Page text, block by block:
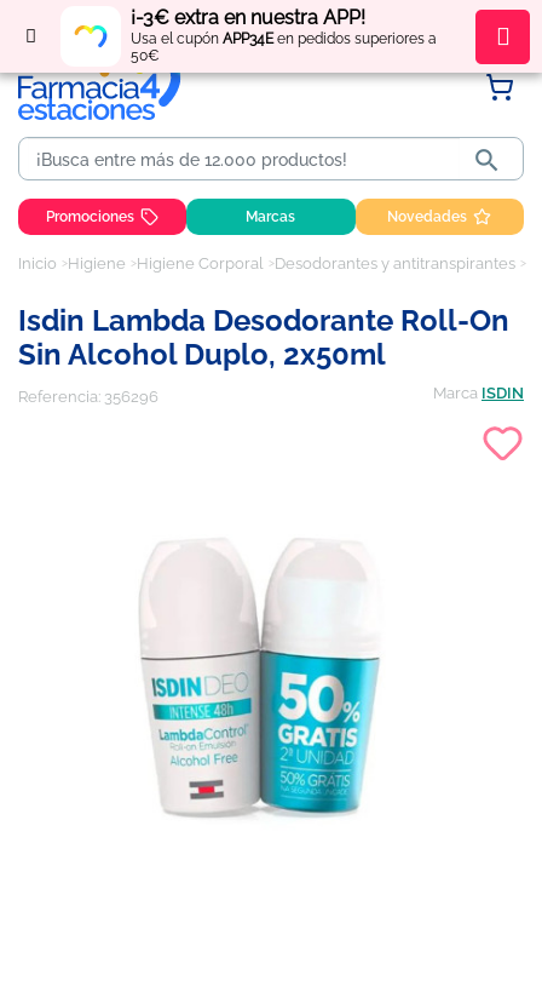
¡-3€ extra en nuestra APP!
Usa el cupón APP34Een pedidos superiores a
50€
Regístratey obténpuntos por tus compras

Promociones Marcas Novedades
Inicio Higiene Higiene Corporal Desodorantes y antitranspirantes
Isdin Lambda Desodorante Roll-On
Sin Alcohol Duplo, 2x50ml
Referencia: 356296 Marca ISDIN